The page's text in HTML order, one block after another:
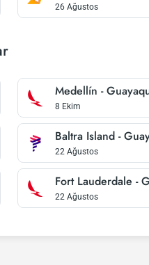
26 Ağustos
Medellín -
8 Ekim
Baltra Island -
22 Ağustos
Fort Lauderdale -
22 Ağustos